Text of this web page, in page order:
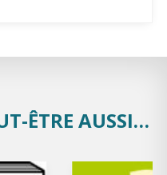
ÊTRE AUSSI…